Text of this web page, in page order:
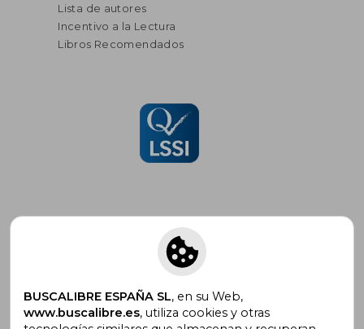
Lista de autores
Incentivo a la Lectura
Libros Recomendados
Suscríbete para recibir ofertas y
promociones
BUSCALIBRE ESPAÑA SL, en su Web,
www.buscalibre.es, utiliza cookies y otras